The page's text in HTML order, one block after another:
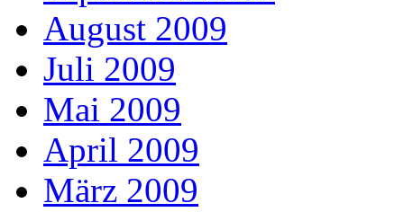
August 2009
Juli 2009
Mai 2009
April 2009
März 2009